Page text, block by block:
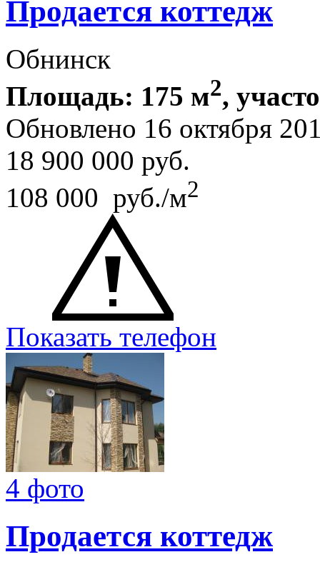
Продается коттедж
Обнинск
Площадь: 175 м2,
Обновлено 16 октября
18 900 000 руб.
108 000 руб./м2
Показать телефон
4 фото
Продается коттедж